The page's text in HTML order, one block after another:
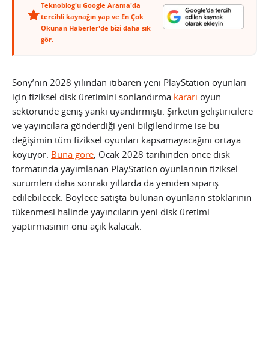
Teknoblog'u Google Arama'da
tercihli kaynağın yap ve En Çok
Okunan Haberler'de bizi daha sık
gör.
Sony’nin 2028 yılından itibaren yeni PlayStation oyunları
için fiziksel disk üretimini sonlandırma kararı oyun
sektöründe geniş yankı uyandırmıştı. Şirketin geliştiricilere
ve yayıncılara gönderdiği yeni bilgilendirme ise bu
değişimin tüm fiziksel oyunları kapsamayacağını ortaya
koyuyor. Buna göre, Ocak 2028 tarihinden önce disk
formatında yayımlanan PlayStation oyunlarının fiziksel
sürümleri daha sonraki yıllarda da yeniden sipariş
edilebilecek. Böylece satışta bulunan oyunların stoklarının
tükenmesi halinde yayıncıların yeni disk üretimi
yaptırmasının önü açık kalacak.